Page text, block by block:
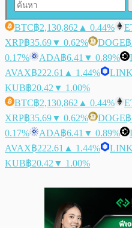
BTC฿2,130,862 ▲ 0.44%
XRP฿35.69▼ 0.62% DOGE
0.17%
ADA฿6.41 ▼ 0.89%
AVAX฿222.61 ▲ 1.44% LINK
KUB฿20.42 ▼ 1.00%
BTC฿2,130,862 ▲ 0.44%
XRP฿35.69▼ 0.62% DOGE
0.17%
ADA฿6.41 ▼ 0.89%
AVAX฿222.61 ▲ 1.44% LINK
KUB฿20.42 ▼ 1.00%